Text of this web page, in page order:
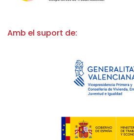
Amb el suport de: